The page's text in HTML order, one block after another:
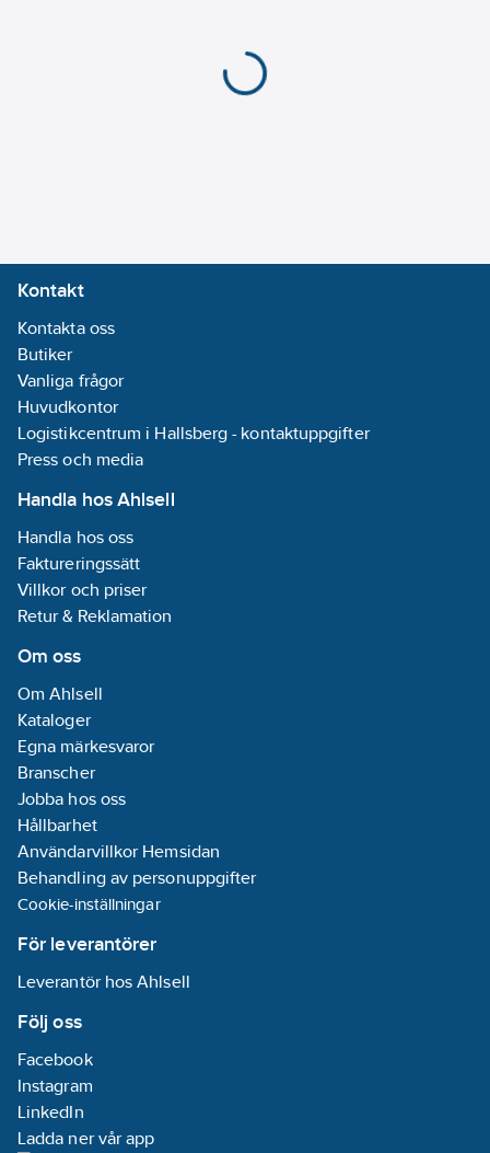
Kontakt
Kontakta oss
Butiker
Vanliga frågor
Huvudkontor
Logistikcentrum i Hallsberg - kontaktuppgifter
Press och media
Handla hos Ahlsell
Handla hos oss
Faktureringssätt
Villkor och priser
Retur & Reklamation
Om oss
Om Ahlsell
Kataloger
Egna märkesvaror
Branscher
Jobba hos oss
Hållbarhet
Användarvillkor Hemsidan
Behandling av personuppgifter
Cookie-inställningar
För leverantörer
Leverantör hos Ahlsell
Följ oss
Facebook
Instagram
LinkedIn
Ladda ner vår app